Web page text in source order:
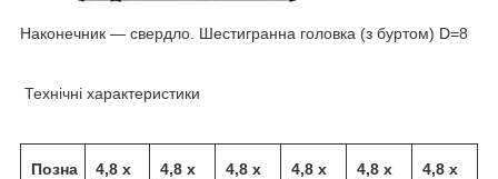
Наконечник — свердло. Шестигранна головка (з буртом) D=8
Технічні характеристики
Позна
4,8 х
4,8 х
4,8 х
4,8 х
4,8 х
4,8 х